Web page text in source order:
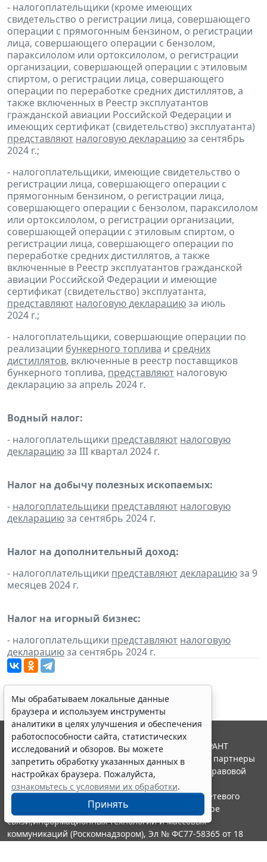
- налогоплательщики (кроме имеющих
свидетельство о регистрации лица, совершающего
операции с прямогонным бензином, о регистрации
лица, совершающего операции с бензолом,
параксилолом или ортоксилолом, о регистрации
организации, совершающей операции с этиловым
спиртом, о регистрации лица, совершающего
операции по переработке средних дистиллятов, а
также включенных в Реестр эксплуатантов
гражданской авиации Российской Федерации и
имеющих сертификат (свидетельство) эксплуатанта)
представляют налоговую декларациюза сентябрь
2024 г.;
- налогоплательщики, имеющие свидетельство о
регистрации лица, совершающего операции с
прямогонным бензином, о регистрации лица,
совершающего операции с бензолом, параксилолом
или ортоксилолом, о регистрации организации,
совершающей операции с этиловым спиртом, о
регистрации лица, совершающего операции по
переработке средних дистиллятов, а также
включенные в Реестр эксплуатантов гражданской
авиации Российской Федерации и имеющие
сертификат (свидетельство) эксплуатанта,
представляют налоговую декларациюза июль
2024 г.;
- налогоплательщики, совершающие операции по
реализации бункерного топлива и средних
дистиллятов, включенные в реестр поставщиков
бункерного топлива, представляют налоговую
декларацию за апрель 2024 г.
Водный налог:
- налогоплательщики представляют налоговую
декларациюза III квартал 2024 г.
Налог на добычу полезных ископаемых:
- налогоплательщики представляют налоговую
декларациюза сентябрь 2024 г.
Налог на дополнительный доход:
- налогоплательщики представляютдекларациюза 9
месяцев 2024 г.
Налог на игорный бизнес:
- налогоплательщики представляют налоговую
декларациюза сентябрь 2024 г.
Мы обрабатываем локальные данные
браузера и используем инструменты
аналитики в целях улучшения и обеспечения
работоспособности сайта, статистических
исследований и обзоров. Вы можете
запретить обработку указанных данных в
настройках браузера. Пожалуйста,
ознакомьтесь с условиями их обработки.
Принять
© ООО "НПП "ГАРАНТ-СЕРВИС", 2026. Система ГАРАНТ
выпускается с 1990 года. Компания "Гарант" и ее партнеры
являются участниками Российской ассоциации правовой
информации ГАРАНТ.
Портал ГАРАНТ.РУ зарегистрирован в качестве сетевого
издания Федеральной службой по надзору в сфере
связи,информационных технологий и массовых
коммуникаций (Роскомнадзором), Эл № ФС77-58365 от 18